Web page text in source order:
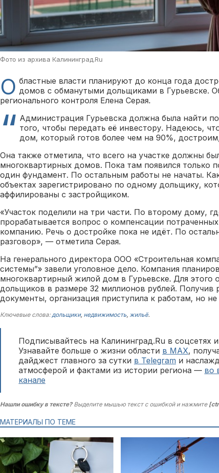
Фото из архива Калининград.Ru
О бластные власти планируют до конца года
домов с обманутыми дольщиками в Гурьевске.
регионального контроля Елена Серая.
Администрация Гурьевска должна была найти
того, чтобы передать её инвестору. Надеюсь,
дом, который готов более чем на 90%,
Она также отметила, что всего на участке должны
многоквартирных домов. Пока там появился только
один фундамент. По остальным работы не начаты.
объектах зарегистрировано по одному дольщику,
аффилированы с застройщиком.
«Участок поделили на три части. По второму дому,
прорабатывается вопрос о компенсации
компанию. Речь о достройке пока не идёт. По
разговор», — отметила Серая.
На генерального директора ООО «Строительная
системы”» завели уголовное дело. Компания
многоквартирный жилой дом в Гурьевске. Для этого
дольщиков в размере 32 миллионов рублей. Получив
документы, организация приступила к работам, но не
Ключевые слова:дольщики, недвижимость, жильё.
Подписывайтесь на Калининград.Ru в соцсетях
Узнавайте больше о жизни области в MAX,
дайджест главного за сутки в Telegram и
атмосферой и фактами из истории региона — во
канале
Нашли ошибку в тексте?Выделите мышью текст с ошибкой и нажмите
МАТЕРИАЛЫ ПО ТЕМЕ